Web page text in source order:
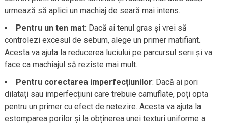
urmează să aplici un machiaj de seară mai intens.
Pentru un ten mat: Dacă ai tenul gras și vrei să
controlezi excesul de sebum, alege un primer matifiant.
Acesta va ajuta la reducerea luciului pe parcursul serii și va
face ca machiajul să reziste mai mult.
Pentru corectarea imperfecțiunilor: Dacă ai pori
dilatați sau imperfecțiuni care trebuie camuflate, poți opta
pentru un primer cu efect de netezire. Acesta va ajuta la
estomparea porilor și la obținerea unei texturi uniforme a